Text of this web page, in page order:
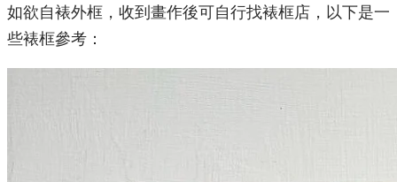
如欲自裱外框，收到畫作後可自行找裱框店，以下是一
些裱框參考：